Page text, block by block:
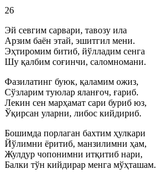
26
Эй севгим сарвари, тавозу ила
Арзим баён этай, эшитгил мени.
Эҳтиромим битиб, йўлладим сенга
Шу қалбим соғинчи, саломномани.
Фазилатинг буюк, қаламим ожиз,
Сўзларим туюлар яланғоч, ғариб.
Лекин сен марҳамат сари буриб юз,
Ўқирсан уларни, либос кийдириб.
Бошимда порлаган бахтим ҳулкари
Йўлимни ёритиб, манзилимни ҳам,
Жулдур чопонимни итқитиб нари,
Балки тўн кийдирар менга мўҳташам.